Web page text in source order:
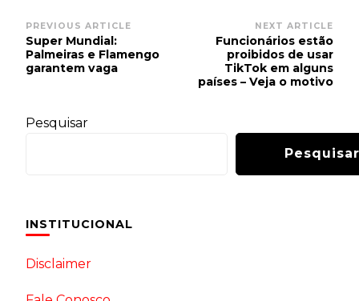
Post
Navigation
PREVIOUS ARTICLE
Super Mundial:
Palmeiras e Flamengo
garantem vaga
NEXT ARTICLE
Funcionários estão
proibidos de usar
TikTok em alguns
países – Veja o motivo
Pesquisar
Pesquisar
INSTITUCIONAL
Disclaimer